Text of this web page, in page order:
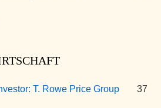
T. Rowe Price Group
37